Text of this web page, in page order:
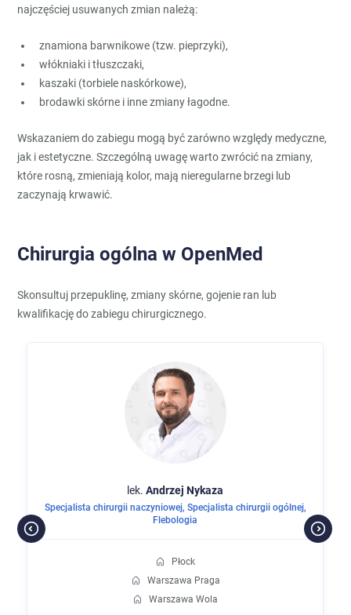
najczęściej usuwanych zmian należą:
znamiona barwnikowe (tzw. pieprzyki),
włókniaki i tłuszczaki,
kaszaki (torbiele naskórkowe),
brodawki skórne i inne zmiany łagodne.
Wskazaniem do zabiegu mogą być zarówno względy medyczne,
jak i estetyczne. Szczególną uwagę warto zwrócić na zmiany,
które rosną, zmieniają kolor, mają nieregularne brzegi lub
zaczynają krwawić.
Chirurgia ogólna w OpenMed
Skonsultuj przepuklinę, zmiany skórne, gojenie ran lub
kwalifikację do zabiegu chirurgicznego.
lek. Andrzej Nykaza
Specjalista chirurgii naczyniowej, Specjalista chirurgii ogólnej,
Flebologia
Płock
Warszawa Praga
Warszawa Wola